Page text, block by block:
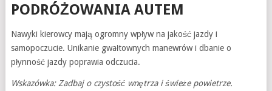
PODRÓŻOWANIA AUTEM
Nawyki kierowcy mają ogromny wpływ na jakość jazdy i
samopoczucie. Unikanie gwałtownych manewrów i dbanie o
płynność jazdy poprawia odczucia.
Wskazówka: Zadbaj o czystość wnętrza i świeże powietrze.